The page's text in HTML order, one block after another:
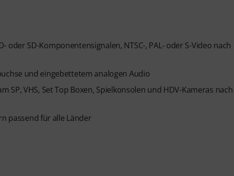
SD-Komponentensignalen, NTSC-, PAL- oder S-Video nach
und eingebettetem analogen Audio
SP, VHS, Set Top Boxen, Spielkonsolen und HDV-Kameras nach
passend für alle Länder